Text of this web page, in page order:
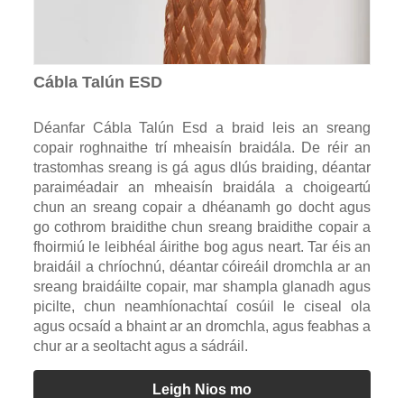
Cábla Talún ESD
Déanfar Cábla Talún Esd a braid leis an sreang
copair roghnaithe trí mheaisín braidála. De réir an
trastomhas sreang is gá agus dlús braiding, déantar
paraiméadair an mheaisín braidála a choigeartú
chun an sreang copair a dhéanamh go docht agus
go cothrom braidithe chun sreang braidithe copair a
fhoirmiú le leibhéal áirithe bog agus neart. Tar éis an
braidáil a chríochnú, déantar cóireáil dromchla ar an
sreang braidáilte copair, mar shampla glanadh agus
picilte, chun neamhíonachtaí cosúil le ciseal ola
agus ocsaíd a bhaint ar an dromchla, agus feabhas a
chur ar a seoltacht agus a sádráil.
Leigh Nios mo